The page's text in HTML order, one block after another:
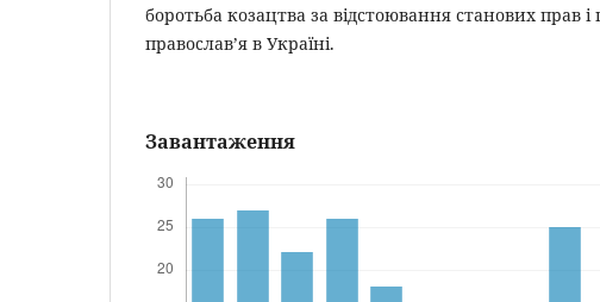
боротьба козацтва за відстоювання станових прав і
православ’я в Україні.
Завантаження